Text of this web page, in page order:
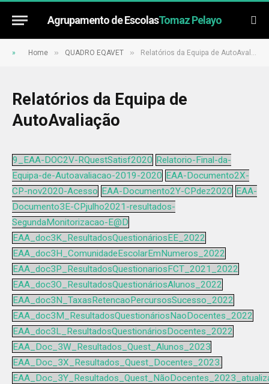
Agrupamento de EscolasTomaz Pelayo
» Home » QUADRO EQAVET » Relatórios da Equipa de AutoAvaliação
Relatórios da Equipa de
AutoAvaliação
9_EAA-DOC2V-RQuestSatisf2020 Relatorio-Final-da-
Equipa-de-Autoavaliacao-2019-2020 EAA-Documento2X-
CP-nov2020-Acesso EAA-Documento2Y-CPdez2020 EAA-
Documento3E-CPjulho2021-resultados-
SegundaMonitorizacao-E@D
EAA_doc3K_ResultadosQuestionáriosEE_2022
EAA_doc3H_ComunidadeEscolarEmNumeros_2022
EAA_doc3P_ResultadosQuestionariosFCT_2021_2022
EAA_doc3O_ResultadosQuestionáriosAlunos_2022
EAA_doc3N_TaxasRetencaoPercursosSucesso_2022
EAA_doc3M_ResultadosQuestionáriosNaoDocentes_2022
EAA_doc3L_ResultadosQuestionáriosDocentes_2022
EAA_Doc_3W_Resultados_Quest_Alunos_2023
EAA_Doc_3X_Resultados_Quest_Docentes_2023.